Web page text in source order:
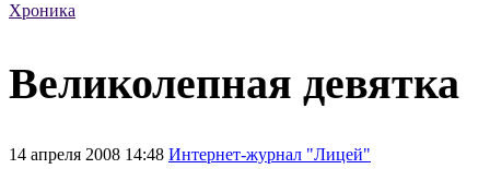
Хроника
Великолепная девятка
14 апреля 2008 14:48 Интернет-журнал "Лицей"